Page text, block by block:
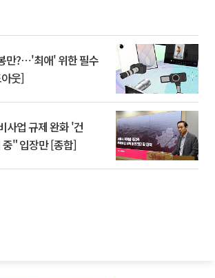
만?⋯'최애' 위한 필수
웃]
사업 규제 완화 '건
" 입장만 [종합]